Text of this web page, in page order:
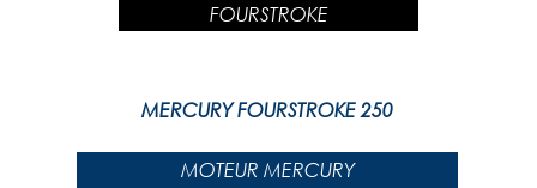
FOURSTROKE
MERCURY FOURSTROKE 250
MOTEUR MERCURY